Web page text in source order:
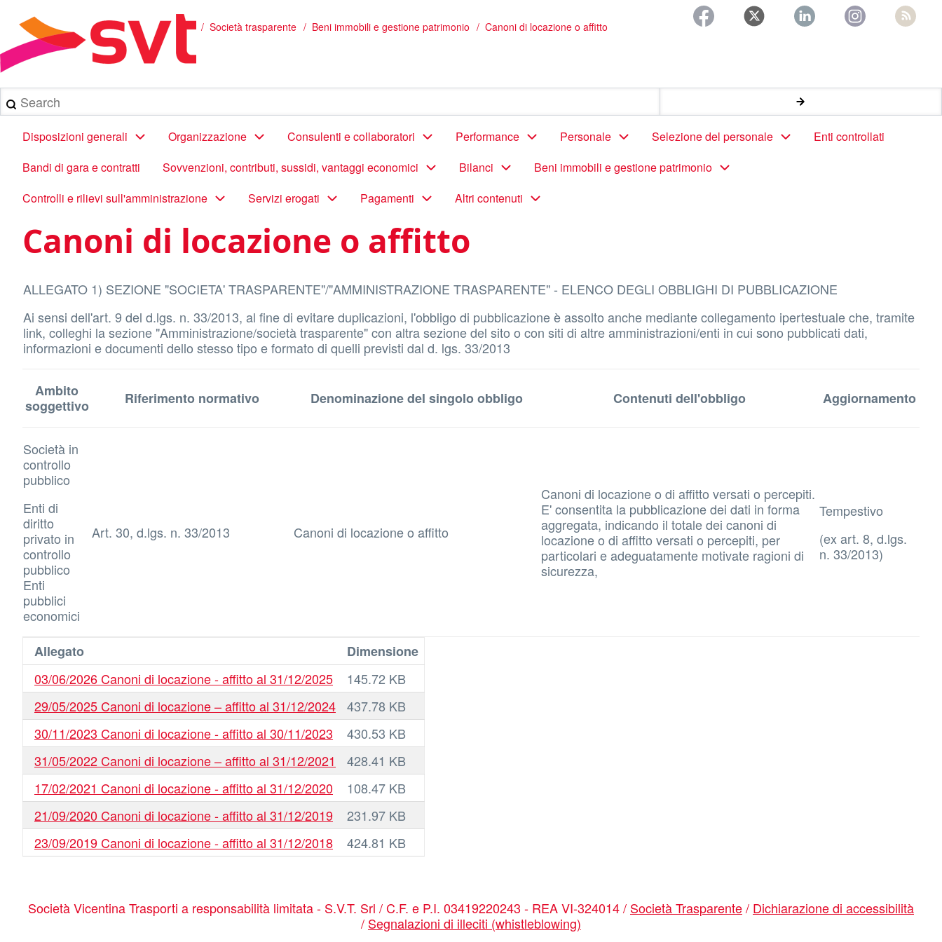
contenuto
principale
Briciole
di
pane
/ Società trasparente Beni immobili e gestione patrimonio Canoni di locazione o affitto
Search
Main
navigation
Disposizioni generali Organizzazione Consulenti e collaboratori Performance Personale Selezione del personale
Enti controllati
Bandi di gara e contratti
Sovvenzioni, contributi, sussidi, vantaggi economici Bilanci
Beni immobili e gestione patrimonio
Controlli e rilievi sull'amministrazione
Servizi erogati Pagamenti Altri contenuti
Canoni di locazione o affitto
ALLEGATO 1) SEZIONE "SOCIETA' TRASPARENTE"/"AMMINISTRAZIONE TRASPARENTE" - ELENCO DEGLI OBBLIGHI DI PUBBLICAZIONE
Ai sensi dell'art. 9 del d.lgs. n. 33/2013, al fine di evitare duplicazioni, l'obbligo di pubblicazione è assolto anche mediante collegamento ipertestuale che, tramite
link, colleghi la sezione "Amministrazione/società trasparente" con altra sezione del sito o con siti di altre amministrazioni/enti in cui sono pubblicati dati,
informazioni e documenti dello stesso tipo e formato di quelli previsti dal d. lgs. 33/2013
Ambito
soggettivo
Riferimento normativo Denominazione del singolo obbligo Contenuti dell'obbligo Aggiornamento
Società in
controllo
pubblico
Enti di
diritto
privato in
controllo
pubblico
Enti
pubblici
economici
Art. 30, d.lgs. n. 33/2013 Canoni di locazione o affitto
Canoni di locazione o di affitto versati o percepiti.
E' consentita la pubblicazione dei dati in forma
aggregata, indicando il totale dei canoni di
locazione o di affitto versati o percepiti, per
particolari e adeguatamente motivate ragioni di
sicurezza,
Tempestivo
(ex art. 8, d.lgs.
n. 33/2013)
Allegato
Dimensione
03/06/2026 Canoni di locazione - affitto al 31/12/2025
145.72 KB
29/05/2025 Canoni di locazione – affitto al 31/12/2024
437.78 KB
30/11/2023 Canoni di locazione - affitto al 30/11/2023
430.53 KB
31/05/2022 Canoni di locazione – affitto al 31/12/2021
428.41 KB
17/02/2021 Canoni di locazione - affitto al 31/12/2020
108.47 KB
21/09/2020 Canoni di locazione - affitto al 31/12/2019
231.97 KB
23/09/2019 Canoni di locazione - affitto al 31/12/2018
424.81 KB
Società Vicentina Trasporti a responsabilità limitata - S.V.T. Srl / C.F. e P.I. 03419220243 - REA VI-324014 / Società Trasparente/ Dichiarazione di accessibilità
/ Segnalazioni di illeciti (whistleblowing)